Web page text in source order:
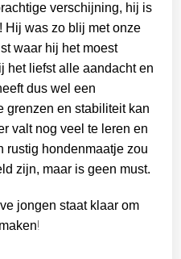
verschijning, hij is
Hij was zo blij met onze
waar hij het moest
het liefst alle aandacht en
dus wel een
grenzen en stabiliteit kan
valt nog veel te leren en
rustig hondenmaatje zou
zijn, maar is geen must.
jongen staat klaar om
!